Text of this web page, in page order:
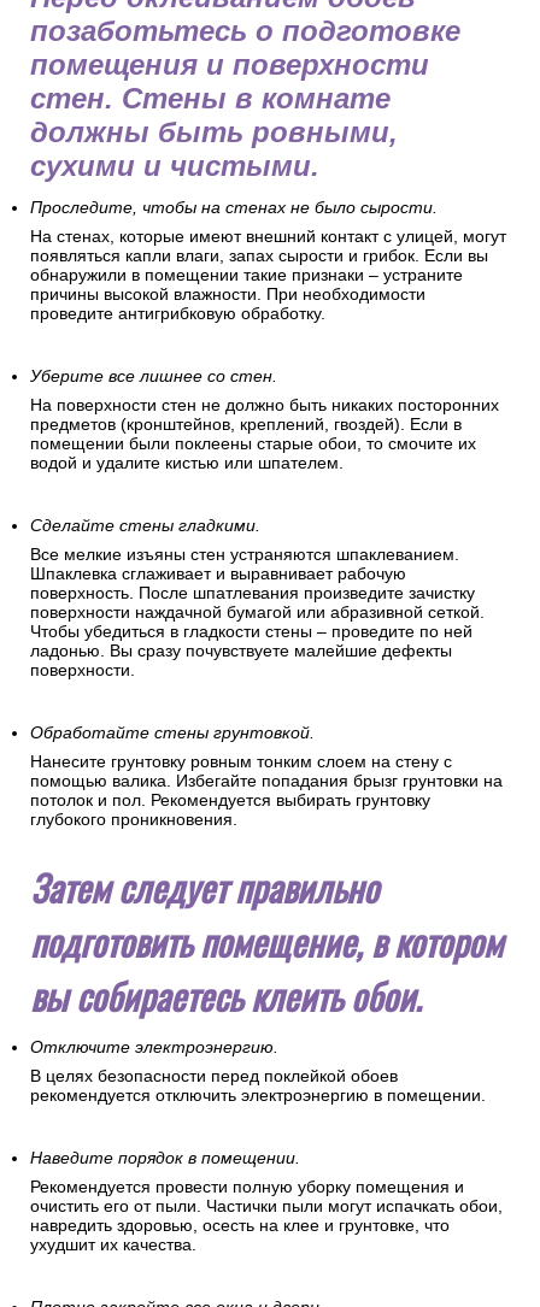
позаботьтесь о подготовке
помещения и поверхности
стен. Стены в комнате
должны быть ровными,
сухими и чистыми.
Проследите, чтобы на стенах не было сырости.
На стенах, которые имеют внешний контакт с улицей, могут
появляться капли влаги, запах сырости и грибок. Если вы
обнаружили в помещении такие признаки – устраните
причины высокой влажности. При необходимости
проведите антигрибковую обработку.
Уберите все лишнее со стен.
На поверхности стен не должно быть никаких посторонних
предметов (кронштейнов, креплений, гвоздей). Если в
помещении были поклеены старые обои, то смочите их
водой и удалите кистью или шпателем.
Сделайте стены гладкими.
Все мелкие изъяны стен устраняются шпаклеванием.
Шпаклевка сглаживает и выравнивает рабочую
поверхность. После шпатлевания произведите зачистку
поверхности наждачной бумагой или абразивной сеткой.
Чтобы убедиться в гладкости стены – проведите по ней
ладонью. Вы сразу почувствуете малейшие дефекты
поверхности.
Обработайте стены грунтовкой.
Нанесите грунтовку ровным тонким слоем на стену с
помощью валика. Избегайте попадания брызг грунтовки на
потолок и пол. Рекомендуется выбирать грунтовку
глубокого проникновения.
Затем следует правильно
подготовить помещение, в котором
вы собираетесь клеить обои.
Отключите электроэнергию.
В целях безопасности перед поклейкой обоев
рекомендуется отключить электроэнергию в помещении.
Наведите порядок в помещении.
Рекомендуется провести полную уборку помещения и
очистить его от пыли. Частички пыли могут испачкать обои,
навредить здоровью, осесть на клее и грунтовке, что
ухудшит их качества.